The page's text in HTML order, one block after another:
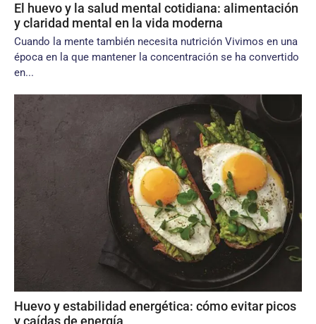
El huevo y la salud mental cotidiana: alimentación
y claridad mental en la vida moderna
Cuando la mente también necesita nutrición Vivimos en una
época en la que mantener la concentración se ha convertido
en...
Huevo y estabilidad energética: cómo evitar picos
y caídas de energía